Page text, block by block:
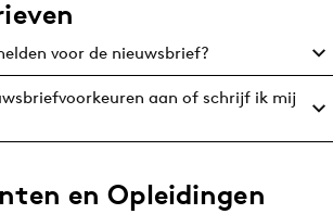
voor de nieuwsbrief?
aan of schrijf ik mij
en Opleidingen